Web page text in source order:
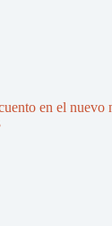
en el nuevo